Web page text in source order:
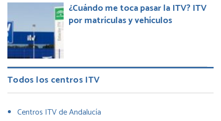
¿Cuándo me toca pasar la ITV? ITV
por matrículas y vehículos
Todos los centros ITV
Centros ITV de Andalucía